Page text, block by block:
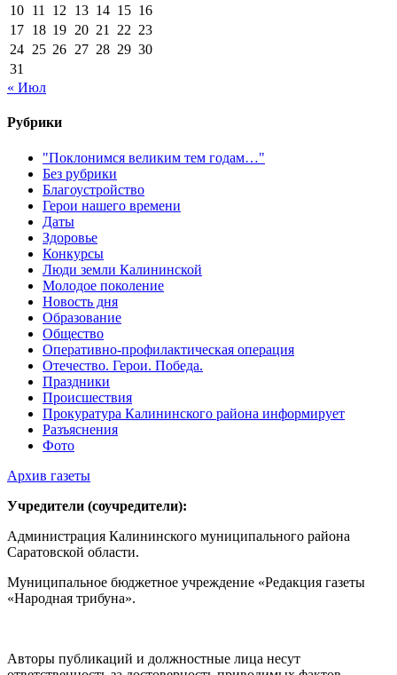
10 11 12 13 14 15 16
17 18 19 20 21 22 23
24 25 26 27 28 29 30
31
« Июл
Рубрики
"Поклонимся великим тем годам…"
Без рубрики
Благоустройство
Герои нашего времени
Даты
Здоровье
Конкурсы
Люди земли Калининской
Молодое поколение
Новость дня
Образование
Общество
Оперативно-профилактическая операция
Отечество. Герои. Победа.
Праздники
Происшествия
Прокуратура Калининского района информирует
Разъяснения
Фото
Архив газеты
Учредители (соучредители):
Администрация Калининского муниципального района
Саратовской области.
Муниципальное бюджетное учреждение «Редакция газеты
«Народная трибуна».
Авторы публикаций и должностные лица несут